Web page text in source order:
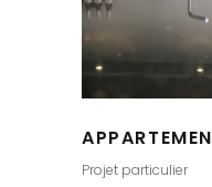
Projet particulier